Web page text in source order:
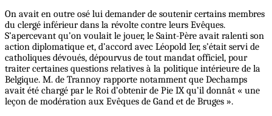
On avait en outre osé lui demander de soutenir certains membres
du clergé inférieur dans la révolte contre leurs Evêques.
S’apercevant qu’on voulait le jouer, le Saint-Père avait ralenti son
action diplomatique et, d’accord avec Léopold Ier, s’était servi de
catholiques dévoués, dépourvus de tout mandat officiel, pour
traiter certaines questions relatives à la politique intérieure de la
Belgique. M. de Trannoy rapporte notamment que Dechamps
avait été chargé par le Roi d’obtenir de Pie IX qu’il donnât « une
leçon de modération aux Evêques de Gand et de Bruges ».